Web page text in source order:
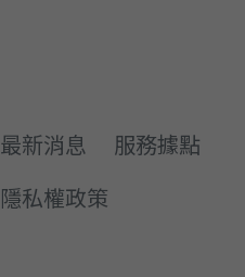
最新消息
服務據點
隱私權政策